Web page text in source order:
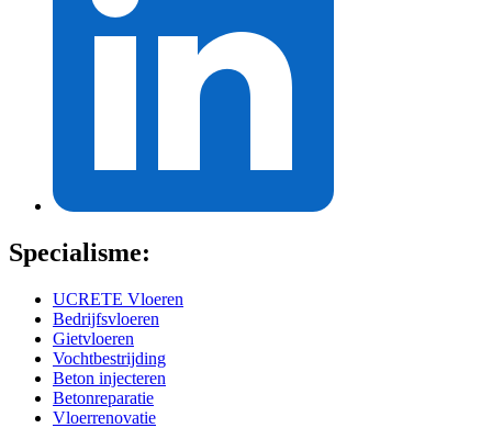
Specialisme:
UCRETE Vloeren
Bedrijfsvloeren
Gietvloeren
Vochtbestrijding
Beton injecteren
Betonreparatie
Vloerrenovatie